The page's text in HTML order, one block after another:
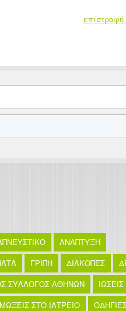
ΑΝΑΠΤΥΞΗ
ΓΡΙΠΗ ΔΙΑΚΟΠΕΣ
ΣΥΛΛΟΓΟΣ ΑΘΗΝΩΝ
ΙΩΣΕΙΣ
ΣΤΟ ΙΑΤΡΕΙΟ